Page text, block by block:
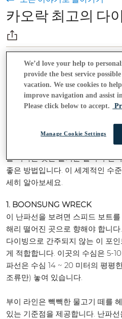
카오락 최고의 다
카오락은세계 최고의 다이빙 목
한 훌륭한 도착/출발 지점일 뿐만
으로 쉽게 접근할 수 있는 현지의
데 있습니다. 각 섬마다 다양한 해
수 있는 장소가 있어 열성적인 스
곳입니다. 그중에서도 본성, 프렘
있는 세 곳입니다. 초보 다이버든
을 떠나는 것은 즐거운 일이며 현
좋은 방법입니다. 이 세계적인 수
세히 알아보세요.
1. BOONSUNG WRECK
이 난파선을 보려면 스피드 보트
해리 떨어진 곳으로 향해야 합니
다이빙으로 간주되지 않는 이 포
게 적합합니다. 이곳의 수심은 5-
파선은 수심 14 ~ 20 미터의 평평
조류만) 놓여 있습니다.
부이 라인은 빽빽한 물고기 떼를
있는 기준점을 제공합니다. 난파
We’d love your help to
provide the best service
vacation. We use cookies to
improve navigation and assist
Please click below to accept.
Manage Cookie Settings